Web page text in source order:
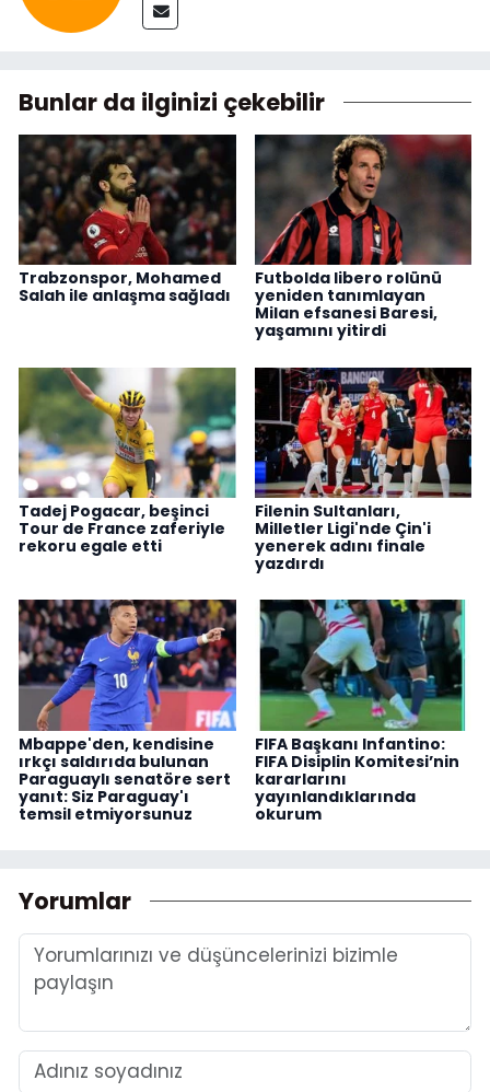
Bunlar da ilginizi çekebilir
Trabzonspor, Mohamed
Salah ile anlaşma sağladı
Futbolda libero rolünü
yeniden tanımlayan
Milan efsanesi Baresi,
yaşamını yitirdi
Tadej Pogacar, beşinci
Tour de France zaferiyle
rekoru egale etti
Filenin Sultanları,
Milletler Ligi'nde Çin'i
yenerek adını finale
yazdırdı
Mbappe'den, kendisine
ırkçı saldırıda bulunan
Paraguaylı senatöre sert
yanıt: Siz Paraguay'ı
temsil etmiyorsunuz
FIFA Başkanı Infantino:
FIFA Disiplin Komitesi’nin
kararlarını
yayınlandıklarında
okurum
Yorumlar